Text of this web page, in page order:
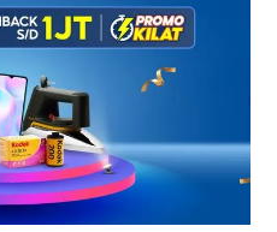
Pembibit
Transportasi
Pasar
Harganya di Pasaran
Kunyit)